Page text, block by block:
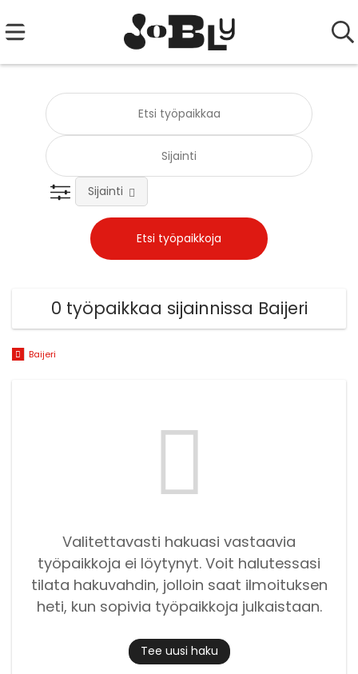
Sijainti
0 työpaikkaa sijainnissa Baijeri
Baijeri
Valitettavasti hakuasi vastaavia
työpaikkoja ei löytynyt. Voit halutessasi
tilata hakuvahdin, jolloin saat ilmoituksen
heti, kun sopivia työpaikkoja julkaistaan.
Tee uusi haku